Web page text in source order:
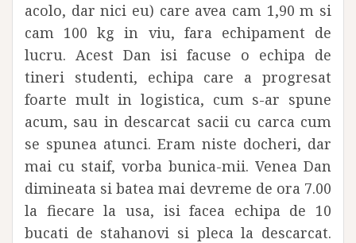
acolo, dar nici eu) care avea cam 1,90 m si
cam 100 kg in viu, fara echipament de
lucru. Acest Dan isi facuse o echipa de
tineri studenti, echipa care a progresat
foarte mult in logistica, cum s-ar spune
acum, sau in descarcat sacii cu carca cum
se spunea atunci. Eram niste docheri, dar
mai cu staif, vorba bunica-mii. Venea Dan
dimineata si batea mai devreme de ora 7.00
la fiecare la usa, isi facea echipa de 10
bucati de stahanovi si pleca la descarcat.